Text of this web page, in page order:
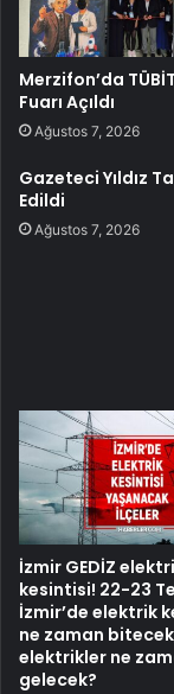
Merzifon’da
Fuarı Açıldı
Ağustos 7, 2026
Gazeteci Yıldız
Edildi
Ağustos 7, 2026
İzmir GEDİZ
kesintisi! 22-23
İzmir’de elektrik
ne zaman
elektrikler ne
gelecek?